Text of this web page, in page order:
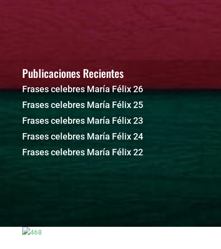
Publicaciones Recientes
Frases celebres María Félix 26
Frases celebres María Félix 25
Frases celebres María Félix 23
Frases celebres María Félix 24
Frases celebres María Félix 22